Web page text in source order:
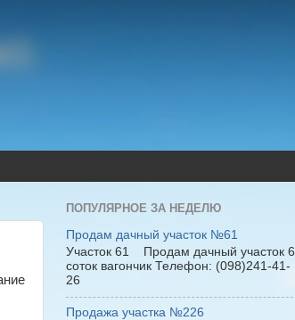
ПОПУЛЯРНОЕ ЗА НЕДЕЛЮ
Продам дачный участок №61
Участок 61 Продам дачный участок 6
соток вагончик Телефон: (098)241-41-
26
Продажа участка №226